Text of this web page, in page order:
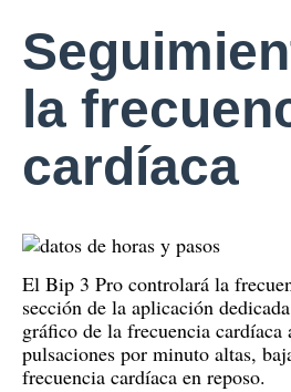
la
cardíaca
El Bip 3 Pro controlará la
sección de la aplicación
gráfico de la frecuencia
pulsaciones por minuto altas,
frecuencia cardíaca en reposo.